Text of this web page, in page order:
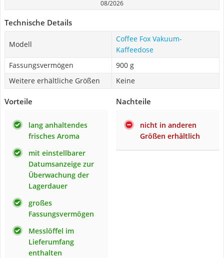
08/2026
Technische Details
Modell
Coffee Fox Vakuum-
Kaffeedose
Fassungsvermögen
900 g
Weitere erhältliche Größen
Keine
Vorteile
lang anhaltendes
frisches Aroma
mit einstellbarer
Datumsanzeige zur
Überwachung der
Lagerdauer
großes
Fassungsvermögen
Messlöffel im
Lieferumfang
enthalten
Nachteile
nicht in anderen
Größen erhältlich